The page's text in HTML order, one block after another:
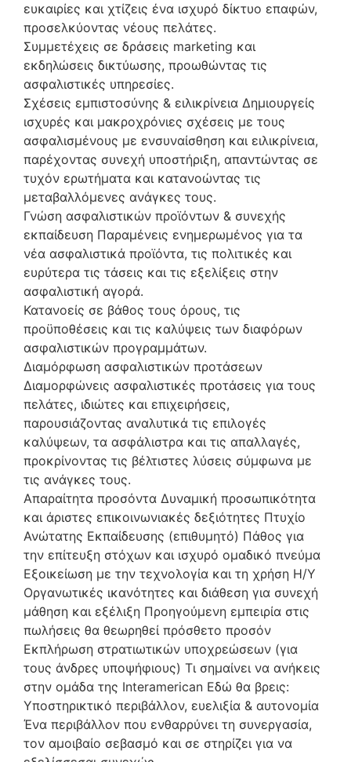
ευκαιρίες και χτίζεις ένα ισχυρό δίκτυο επαφών,
προσελκύοντας νέους πελάτες.
Συμμετέχεις σε δράσεις marketing και
εκδηλώσεις δικτύωσης, προωθώντας τις
ασφαλιστικές υπηρεσίες.
Σχέσεις εμπιστοσύνης & ειλικρίνεια Δημιουργείς
ισχυρές και μακροχρόνιες σχέσεις με τους
ασφαλισμένους με ενσυναίσθηση και ειλικρίνεια,
παρέχοντας συνεχή υποστήριξη, απαντώντας σε
τυχόν ερωτήματα και κατανοώντας τις
μεταβαλλόμενες ανάγκες τους.
Γνώση ασφαλιστικών προϊόντων & συνεχής
εκπαίδευση Παραμένεις ενημερωμένος για τα
νέα ασφαλιστικά προϊόντα, τις πολιτικές και
ευρύτερα τις τάσεις και τις εξελίξεις στην
ασφαλιστική αγορά.
Κατανοείς σε βάθος τους όρους, τις
προϋποθέσεις και τις καλύψεις των διαφόρων
ασφαλιστικών προγραμμάτων.
Διαμόρφωση ασφαλιστικών προτάσεων
Διαμορφώνεις ασφαλιστικές προτάσεις για τους
πελάτες, ιδιώτες και επιχειρήσεις,
παρουσιάζοντας αναλυτικά τις επιλογές
καλύψεων, τα ασφάλιστρα και τις απαλλαγές,
προκρίνοντας τις βέλτιστες λύσεις σύμφωνα με
τις ανάγκες τους.
Απαραίτητα προσόντα Δυναμική προσωπικότητα
και άριστες επικοινωνιακές δεξιότητες Πτυχίο
Ανώτατης Εκπαίδευσης (επιθυμητό) Πάθος για
την επίτευξη στόχων και ισχυρό ομαδικό πνεύμα
Εξοικείωση με την τεχνολογία και τη χρήση Η/Υ
Οργανωτικές ικανότητες και διάθεση για συνεχή
μάθηση και εξέλιξη Προηγούμενη εμπειρία στις
πωλήσεις θα θεωρηθεί πρόσθετο προσόν
Εκπλήρωση στρατιωτικών υποχρεώσεων (για
τους άνδρες υποψήφιους) Τι σημαίνει να ανήκεις
στην ομάδα της Interamerican Εδώ θα βρεις:
Υποστηρικτικό περιβάλλον, ευελιξία & αυτονομία
Ένα περιβάλλον που ενθαρρύνει τη συνεργασία,
τον αμοιβαίο σεβασμό και σε στηρίζει για να